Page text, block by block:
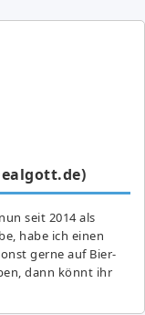
seit 2014 als
habe ich einen
gerne auf Bier-
dann könnt ihr